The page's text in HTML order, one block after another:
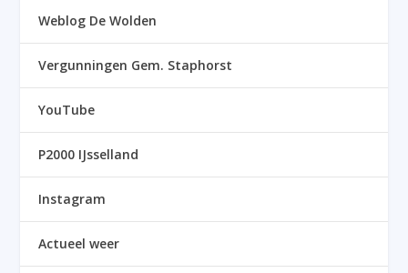
Weblog De Wolden
Vergunningen Gem. Staphorst
YouTube
P2000 IJsselland
Instagram
Actueel weer